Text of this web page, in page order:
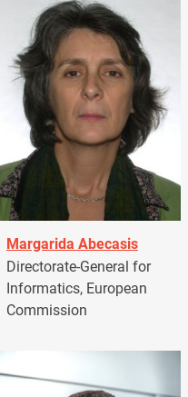
Margarida Abecasis
Directorate-General for
Informatics, European
Commission